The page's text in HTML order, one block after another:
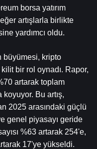
borsa yatırım
artışlarla birlikte
yardımcı oldu.
büyümesi, kripto
bir rol oynadı. Rapor,
artarak toplam
koyuyor. Bu artış,
2025 arasındaki güçlü
genel piyasayı geride
%63 artarak 254'e,
17'ye yükseldi.